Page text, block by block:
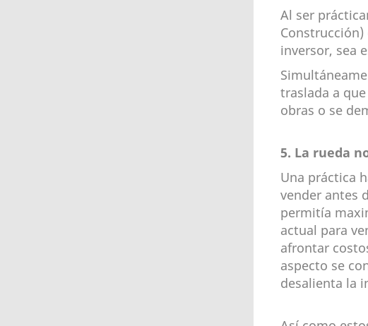
Al ser
inversor, sea
traslada a
obras o se
5. La rueda
Una práctica
vender antes
permitía
actual para
afrontar
aspecto se
desalienta la